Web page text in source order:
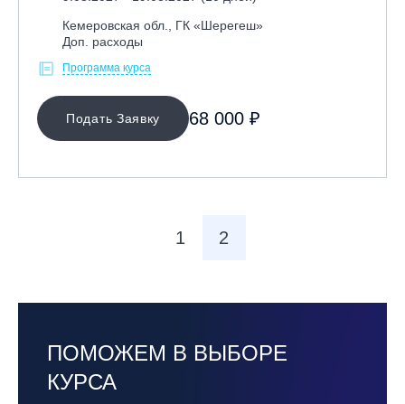
МЕСТО ПРОВЕДЕНИЯ
Байкальск, ГЛЦ «Гора Соболиная»
Иркутск, ГЛЦ «Олха»
Кабардино-Балкарская Респ., ВТРК «Эльбрус»
Кемеровская обл., ГК «Шерегеш»
Доп. расходы
Программа курса
Подать Заявку 68 000 ₽
1 2
ПОМОЖЕМ В ВЫБОРЕ
КУРСА